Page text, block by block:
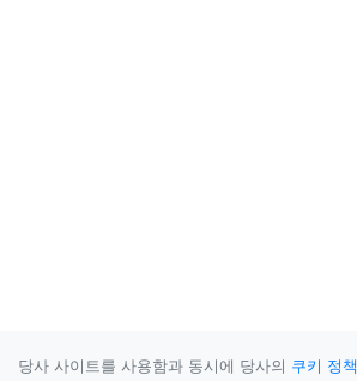
당사 사이트를 사용함과 동시에 당사의 쿠키 정책